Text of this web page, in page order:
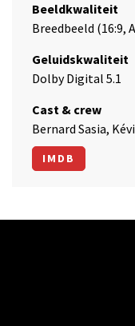
Beeldkwaliteit
Breedbeeld (16:9,
Geluidskwaliteit
Dolby Digital 5.1
Cast & crew
Bernard Sasia,
IMDB